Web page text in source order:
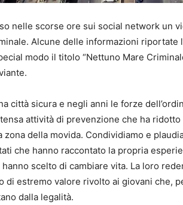
nelle scorse ore sui social network un
Alcune delle informazioni riportate
modo il titolo “Nettuno Mare
città sicura e negli anni le forze
attività di prevenzione che ha
zona della movida. Condividiamo e
che hanno raccontato la propria
hanno scelto di cambiare vita. La loro
di estremo valore rivolto ai giovani che,
dalla legalità.